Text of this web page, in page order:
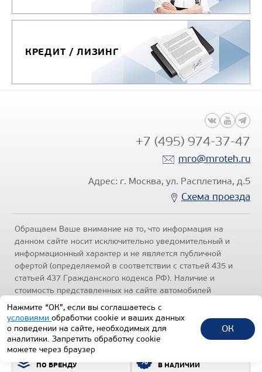
ПО БРЕНДУ В НАЛИЧИИ
КРЕДИТ / ЛИЗИНГ
+7 (495) 974-37-47
mro@mroteh.ru
Адрес: г. Москва, ул. Расплетина, д.5
Схема проезда
Обращаем Ваше внимание на то, что информация на
данном сайте носит исключительно уведомительный и
информационный характер и не является публичной
офертой (определяемой в соответствии с статьей 435 и
статьей 437 Гражданского кодекса РФ). Наличие и
стоимость представленных на сайте автомобилей
уточняйте по телефонам отделов продаж, представленных
в разделе "Контакты" настоящего ресурса.
конфиденциальности.
1992-2026 © Все права защищены.
ТЕХИНКОМ
Нажмите “ОК”, если вы соглашаетесь с
условиями обработки cookie и ваших данных
о поведении на сайте, необходимых для
аналитики. Запретить обработку cookie
можете через браузер
ОК